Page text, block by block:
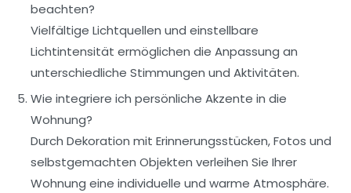
beachten?
Vielfältige Lichtquellen und einstellbare
Lichtintensität ermöglichen die Anpassung an
unterschiedliche Stimmungen und Aktivitäten.
Wie integriere ich persönliche Akzente in die
Wohnung?
Durch Dekoration mit Erinnerungsstücken, Fotos und
selbstgemachten Objekten verleihen Sie Ihrer
Wohnung eine individuelle und warme Atmosphäre.